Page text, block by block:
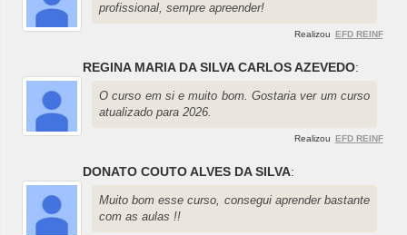
profissional, sempre apreender!
Realizou EFD REINF
REGINA MARIA DA SILVA CARLOS AZEVEDO:
O curso em si e muito bom. Gostaria ver um curso
atualizado para 2026.
Realizou EFD REINF
DONATO COUTO ALVES DA SILVA:
Muito bom esse curso, consegui aprender bastante
com as aulas !!